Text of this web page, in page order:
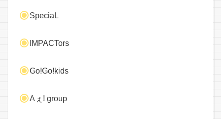
SpeciaL
IMPACTors
Go!Go!kids
Aぇ! group